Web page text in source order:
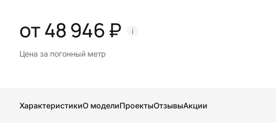
от 48 946 ₽
Цена за погонный метр
ХарактеристикиО моделиПроектыОтзывыАкции